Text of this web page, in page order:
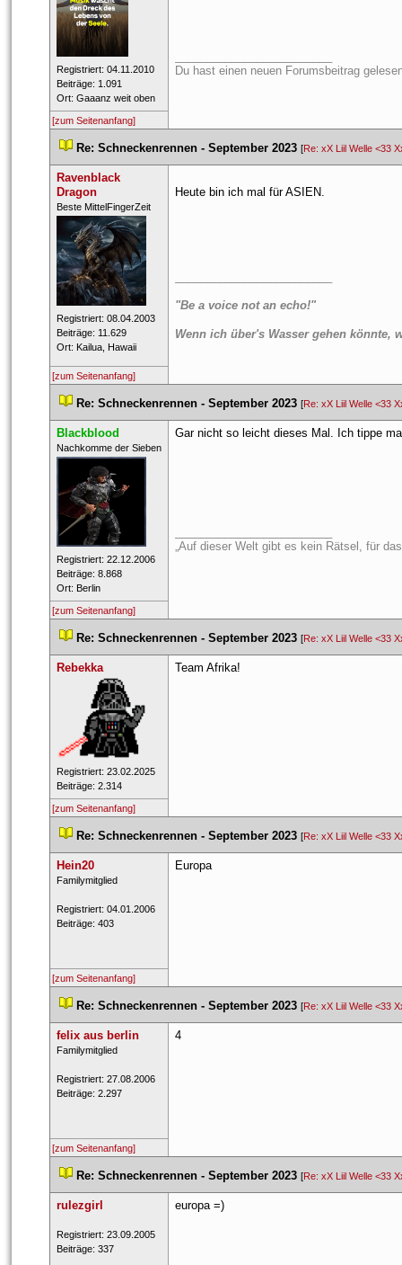
Registriert: 04.11.2010
Beiträge: 1.091
Ort: Gaaanz weit oben
Du hast einen neuen Forumsbeitrag
[zum Seitenanfang]
Re: Schneckenrennen - September 2023 [Re: xX Liil Welle <33
Ravenblack
Dragon
​Beste MittelFingerZeit
Registriert: 08.04.2003
Beiträge: 11.629
Ort: Kailua, Hawaii
Heute bin ich mal für ASIEN.
"Be a voice not an echo!"
Wenn ich über's Wasser gehen könnte,
[zum Seitenanfang]
Re: Schneckenrennen - September 2023 [Re: xX Liil Welle <33
Blackblood
​Nachkomme der Sieben
Registriert: 22.12.2006
Beiträge: 8.868
Ort: Berlin
Gar nicht so leicht dieses Mal. Ich tippe
„Auf dieser Welt gibt es kein Rätsel, für
[zum Seitenanfang]
Re: Schneckenrennen - September 2023 [Re: xX Liil Welle <33
Rebekka
Registriert: 23.02.2025
Beiträge: 2.314
Team Afrika!
[zum Seitenanfang]
Re: Schneckenrennen - September 2023 [Re: xX Liil Welle <33
Hein20
​Familymitglied
Registriert: 04.01.2006
Beiträge: 403
Europa
[zum Seitenanfang]
Re: Schneckenrennen - September 2023 [Re: xX Liil Welle <33
felix aus berlin
​Familymitglied
Registriert: 27.08.2006
Beiträge: 2.297
4
[zum Seitenanfang]
Re: Schneckenrennen - September 2023 [Re: xX Liil Welle <33
rulezgirl
Registriert: 23.09.2005
Beiträge: 337
europa =)